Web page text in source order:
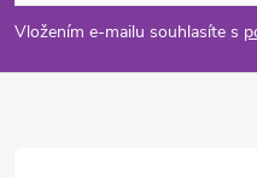
p
a
Vložením e-mailu souhlasíte s